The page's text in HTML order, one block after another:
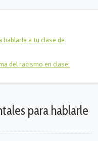
hablarle a tu clase de
del racismo en clase:
para hablarle